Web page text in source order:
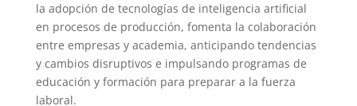
la adopción de tecnologías de inteligencia artificial
en procesos de producción, fomenta la colaboración
entre empresas y academia, anticipando tendencias
y cambios disruptivos e impulsando programas de
educación y formación para preparar a la fuerza
laboral.